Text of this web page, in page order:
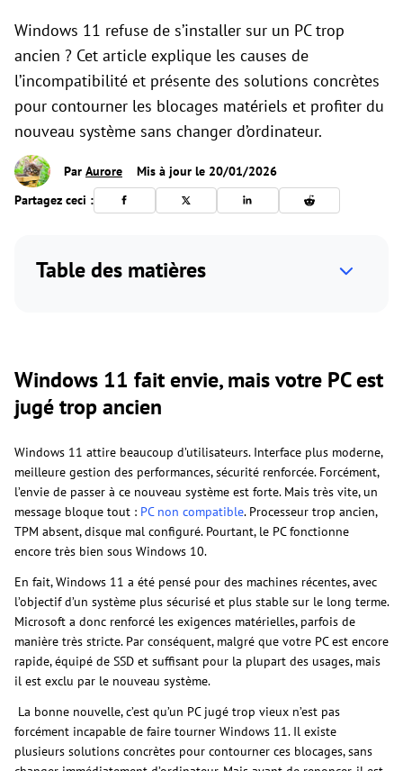
Windows 11 refuse de s’installer sur un PC trop
ancien ? Cet article explique les causes de
l’incompatibilité et présente des solutions concrètes
pour contourner les blocages matériels et profiter du
nouveau système sans changer d’ordinateur.
Par Aurore
Mis à jour le 20/01/2026
Partagez ceci :
Table des matières
Windows 11 fait envie, mais votre PC est
jugé trop ancien
Windows 11 attire beaucoup d’utilisateurs. Interface plus moderne,
meilleure gestion des performances, sécurité renforcée. Forcément,
l’envie de passer à ce nouveau système est forte. Mais très vite, un
message bloque tout : PC non compatible. Processeur trop ancien,
TPM absent, disque mal configuré. Pourtant, le PC fonctionne
encore très bien sous Windows 10.
En fait, Windows 11 a été pensé pour des machines récentes, avec
l’objectif d’un système plus sécurisé et plus stable sur le long terme.
Microsoft a donc renforcé les exigences matérielles, parfois de
manière très stricte. Par conséquent, malgré que votre PC est encore
rapide, équipé de SSD et suffisant pour la plupart des usages, mais
il est exclu par le nouveau système.
La bonne nouvelle, c’est qu’un PC jugé trop vieux n’est pas
forcément incapable de faire tourner Windows 11. Il existe
plusieurs solutions concrètes pour contourner ces blocages, sans